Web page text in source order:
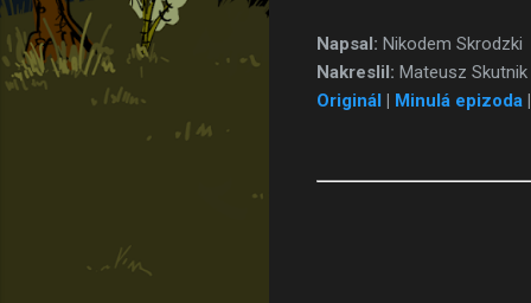
Napsal: Nikodem Skrodzki
Nakreslil: Mateusz Skutnik
Originál | Minulá epizoda |